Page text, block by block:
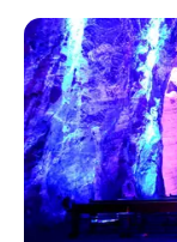
Remember
See Him Today
BUZZDAY